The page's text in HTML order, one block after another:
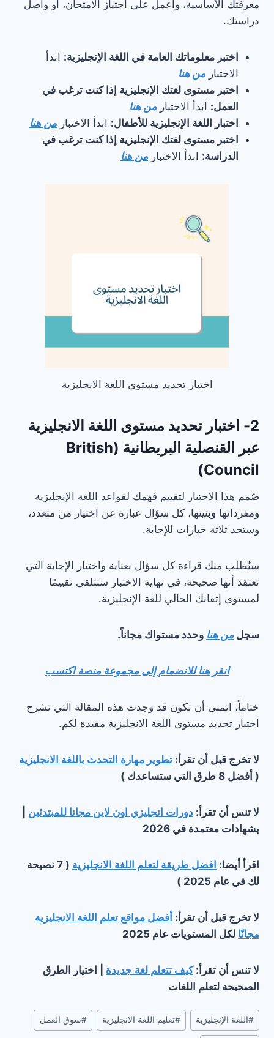
معرفتك الأساسية، واعمل على اجتياز الامتحان، أو واصل
دراستك.
اختبر معلوماتك العامة في اللغة الإنجليزية: ابدأ
الاختبار من هنا
اختبر مستوى لغتك الإنجليزية إذا كنت ترغب في
العمل: ابدأ الاختبار من هنا
اختبار اللغة الإنجليزية للأطفال: ابدأ الاختبار من هنا
اختبر مستوى لغتك الإنجليزية إذا كنت ترغب في
الدراسة: ابدأ الاختبار من هنا
اختبار تحديد مستوى اللغة الانجليزية
2- اختبار تحديد مستوى اللغة الانجليزية
عبر القنصلية البريطانية (British
Council)
صُمم هذا الاختبار لتقييم فهمك لقواعد اللغة الإنجليزية
ومفرداتها وبنيتها، كل سؤال عبارة عن اختيار من متعدد،
وستجد ثلاثة خيارات للإجابة.
سيُطلب منك قراءة كل سؤال بعناية واختيار الإجابة التي
تعتقد أنها صحيحة، في نهاية الاختبار ستتلقى تقييمًا
لمستوى إتقانك الحالي للغة الإنجليزية.
سجل من هنا وحدد مستواك مجاناً.
انقر هنا للانضمام إلى مجموعة منصة اكتسب
ختاماً، اتمنى أن تكون قد وجدت هذه المقالة التي تشرح
اختبار تحديد مستوى اللغة الانجليزية مفيدة لكم.
لا تخرج قبل أن تقرأ: تطوير مهارة التحدث باللغة الانجليزية
( أفضل 8 طرق التي ستساعدك )
لا تنس أن تقرأ: دورات انجليزي اون لاين مجانا للمبتدئين
بشهادات معتمدة في 2026
اقرأ أيضا: افضل طريقة لتعلم اللغة الانجليزية
( 7 نصيحة
لك في عام 2025 )
لا تخرج قبل أن تقرأ: أفضل مواقع تعلم اللغة الانجليزية
مجانًا لكل المستويات عام 2025
لا تنس أن تقرأ:كيف تتعلم لغة جديدة | اختيار الطرق
الصحيحة لتعلم اللغات
وسوم
المقال:
#اللغة الإنجليزية #تعليم اللغة الانجليزية #سوق العمل